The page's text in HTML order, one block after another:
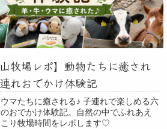
山牧場レポ】動物たちに癒され
れおでかけ体験記
マたちに癒される♪ 子連れで楽しめる六
おでかけ体験記。自然の中でふれあえ
り牧場時間をレポします♡